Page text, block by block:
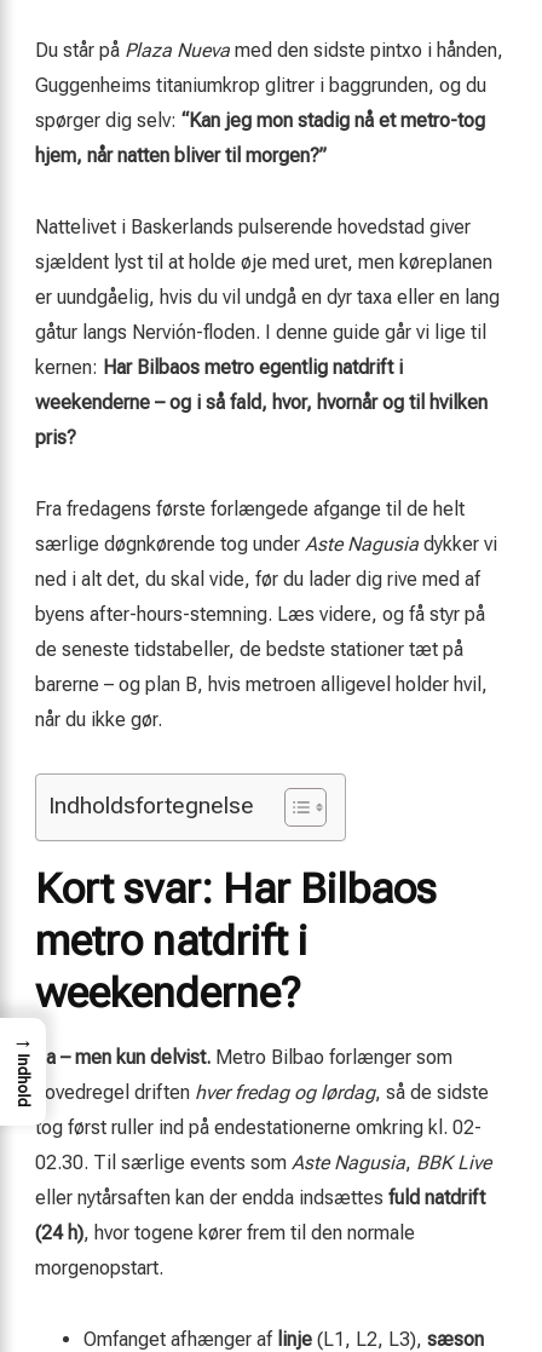
Du står på Plaza Nueva med den sidste pintxo i hånden,
Guggenheims titaniumkrop glitrer i baggrunden, og du
spørger dig selv: “Kan jeg mon stadig nå et metro-tog
hjem, når natten bliver til morgen?”
Nattelivet i Baskerlands pulserende hovedstad giver
sjældent lyst til at holde øje med uret, men køreplanen
er uundgåelig, hvis du vil undgå en dyr taxa eller en lang
gåtur langs Nervión-floden. I denne guide går vi lige til
kernen: Har Bilbaos metro egentlig natdrift i
weekenderne – og i så fald, hvor, hvornår og til hvilken
pris?
Fra fredagens første forlængede afgange til de helt
særlige døgnkørende tog under Aste Nagusia dykker vi
ned i alt det, du skal vide, før du lader dig rive med af
byens after-hours-stemning. Læs videre, og få styr på
de seneste tidstabeller, de bedste stationer tæt på
barerne – og plan B, hvis metroen alligevel holder hvil,
når du ikke gør.
Indholdsfortegnelse
Kort svar: Har Bilbaos
metro natdrift i
weekenderne?
Ja – men kun delvist. Metro Bilbao forlænger som
hovedregel driften hver fredag og lørdag, så de sidste
tog først ruller ind på endestationerne omkring kl. 02-
02.30. Til særlige events som Aste Nagusia, BBK Live
eller nytårsaften kan der endda indsættes fuld natdrift
(24 h), hvor togene kører frem til den normale
morgenopstart.
Omfanget afhænger af linje (L1, L2, L3), sæson
→
Indhold